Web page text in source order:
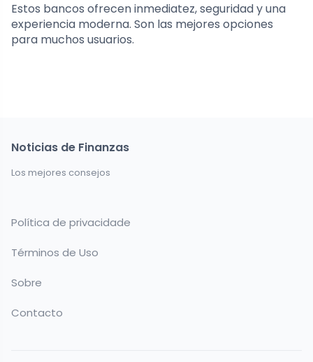
Estos bancos ofrecen inmediatez, seguridad y una
experiencia moderna. Son las mejores opciones
para muchos usuarios.
Noticias de Finanzas
Los mejores consejos
Política de privacidade
Términos de Uso
Sobre
Contacto